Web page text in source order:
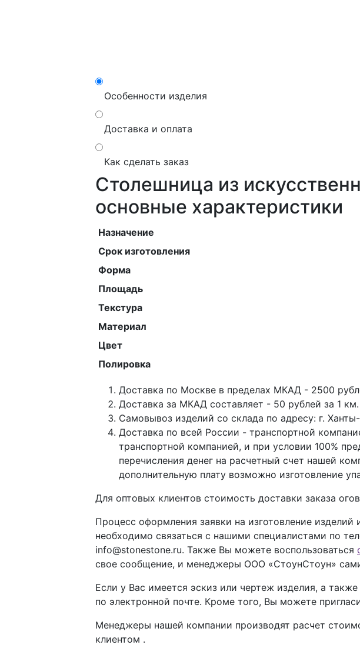
Особенности изделия
Доставка и оплата
Как сделать заказ
Столешница из
основные характеристики
Назначение
Срок изготовления
Форма
Площадь
Текстура
Материал
Цвет
Полировка
Доставка по Москве в пределах МКАД - 2500
Доставка за МКАД составляет - 50 рублей за 1 км.
Самовывоз изделий со склада по адресу: г.
Доставка по всей России - транспортной
транспортной компанией, и при условии 100%
перечисления денег на расчетный счет нашей
дополнительную плату возможно изготовление
Для оптовых клиентов стоимость доставки заказа
Процесс оформления заявки на изготовление
необходимо связаться с нашими специалистами по
info@stonestone.ru. Также Вы можете воспользоваться
свое сообщение, и менеджеры ООО «СтоунСтоун»
Если у Вас имеется эскиз или чертеж изделия, а
по электронной почте. Кроме того, Вы можете
Менеджеры нашей компании производят расчет
клиентом .